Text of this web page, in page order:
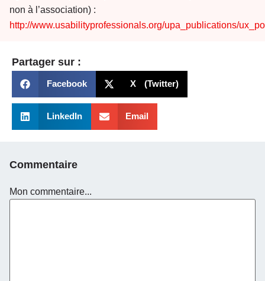
non à l’association) :
http://www.usabilityprofessionals.org/upa_publications/
Partager sur :
Facebook X (Twitter)
LinkedIn Email
Commentaire
Mon commentaire...